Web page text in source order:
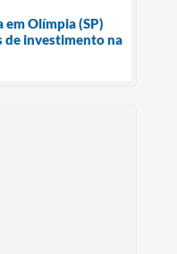
em Olímpia (SP)
de investimento na